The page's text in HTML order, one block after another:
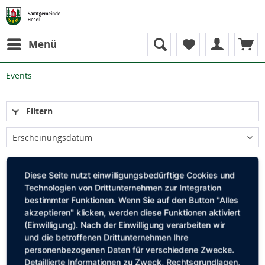
Menü
Events
Filtern
Erscheinungsdatum
Diese Seite nutzt einwilligungsbedürftige Cookies und
Technologien von Drittunternehmen zur Integration
bestimmter Funktionen. Wenn Sie auf den Button "Alles
akzeptieren" klicken, werden diese Funktionen aktiviert
(Einwilligung). Nach der Einwilligung verarbeiten wir
und die betroffenen Drittunternehmen Ihre
personenbezogenen Daten für verschiedene Zwecke.
Detaillierte Informationen zu Zweck, Rechtsgrundlagen,